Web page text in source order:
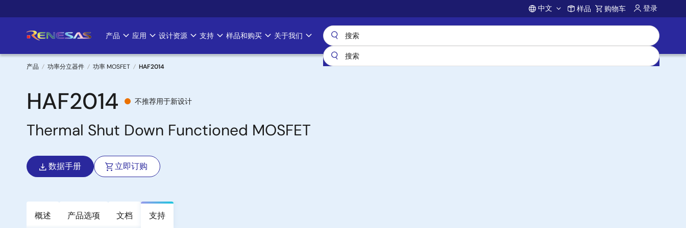
转
要
Account
中文 样品 购物车 登录
Main
navigation
产品 应用 设计资源 支持 样品和购买 关于我们
面
包
屑
产品 功率分立器件 功率 MOSFET HAF2014
HAF2014 不推荐用于新设计
Thermal Shut Down Functioned MOSFET
数据手册 立即订购
概述 产品选项 文档 支持